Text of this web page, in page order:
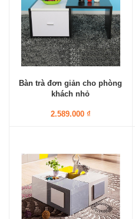
Bàn trà đơn giản cho phòng
khách nhỏ
2.589.000 ₫